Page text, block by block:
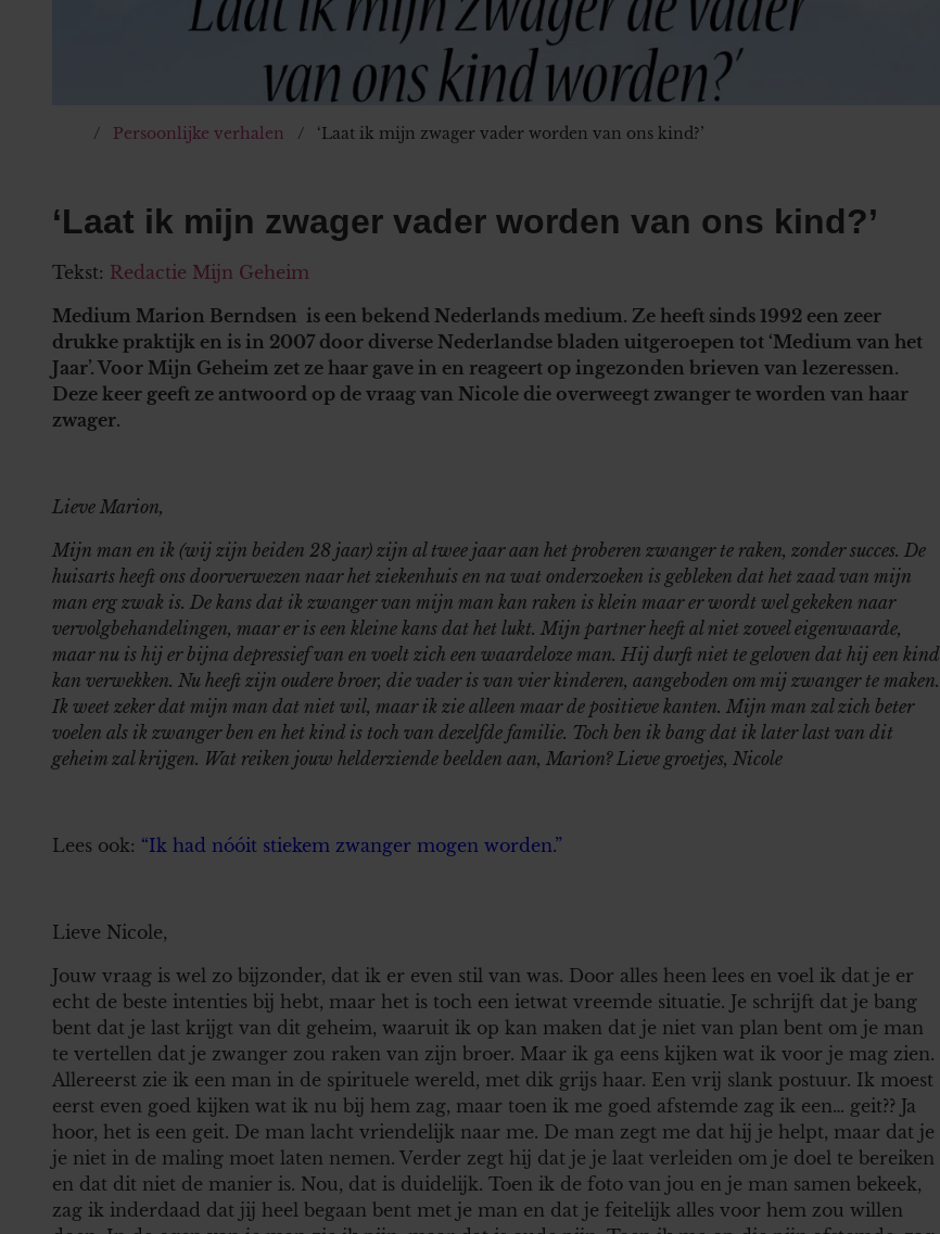
Persoonlijke verhalen ‘Laat ik mijn zwager vader worden van ons kind?’
‘Laat ik mijn zwager vader worden van ons kind?’
Tekst: Redactie Mijn Geheim
Medium Marion Berndsen is een bekend Nederlands medium. Ze heeft sinds 1992 een zeer
drukke praktijk en is in 2007 door diverse Nederlandse bladen uitgeroepen tot ‘Medium van het
Jaar’. Voor Mijn Geheim zet ze haar gave in en reageert op ingezonden brieven van lezeressen.
Deze keer geeft ze antwoord op de vraag van Nicole die overweegt zwanger te worden van haar
zwager.
Lieve Marion,
Mijn man en ik (wij zijn beiden 28 jaar) zijn al twee jaar aan het proberen zwanger te raken, zonder succes. De
huisarts heeft ons doorverwezen naar het ziekenhuis en na wat onderzoeken is gebleken dat het zaad van mijn
man erg zwak is. De kans dat ik zwanger van mijn man kan raken is klein maar er wordt wel gekeken naar
vervolgbehandelingen, maar er is een kleine kans dat het lukt. Mijn partner heeft al niet zoveel eigenwaarde,
maar nu is hij er bijna depressief van en voelt zich een waardeloze man. Hij durft niet te geloven dat hij een kind
kan verwekken. Nu heeft zijn oudere broer, die vader is van vier kinderen, aangeboden om mij zwanger te maken.
Ik weet zeker dat mijn man dat niet wil, maar ik zie alleen maar de positieve kanten. Mijn man zal zich beter
voelen als ik zwanger ben en het kind is toch van dezelfde familie. Toch ben ik bang dat ik later last van dit
geheim zal krijgen. Wat reiken jouw helderziende beelden aan, Marion? Lieve groetjes, Nicole
Lees ook: “Ik had nóóit stiekem zwanger mogen worden.”
Lieve Nicole,
Jouw vraag is wel zo bijzonder, dat ik er even stil van was. Door alles heen lees en voel ik dat je er
echt de beste intenties bij hebt, maar het is toch een ietwat vreemde situatie. Je schrijft dat je bang
bent dat je last krijgt van dit geheim, waaruit ik op kan maken dat je niet van plan bent om je man
te vertellen dat je zwanger zou raken van zijn broer. Maar ik ga eens kijken wat ik voor je mag zien.
Allereerst zie ik een man in de spirituele wereld, met dik grijs haar. Een vrij slank postuur. Ik moest
eerst even goed kijken wat ik nu bij hem zag, maar toen ik me goed afstemde zag ik een… geit?? Ja
hoor, het is een geit. De man lacht vriendelijk naar me. De man zegt me dat hij je helpt, maar dat je
je niet in de maling moet laten nemen. Verder zegt hij dat je je laat verleiden om je doel te bereiken
en dat dit niet de manier is. Nou, dat is duidelijk. Toen ik de foto van jou en je man samen bekeek,
zag ik inderdaad dat jij heel begaan bent met je man en dat je feitelijk alles voor hem zou willen